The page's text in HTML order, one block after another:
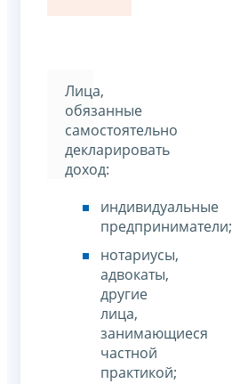
Лица,
обязанные
самостоятельно
декларировать
доход:
индивидуальные
предприниматели;
нотариусы,
адвокаты,
другие
лица,
занимающиеся
частной
практикой;